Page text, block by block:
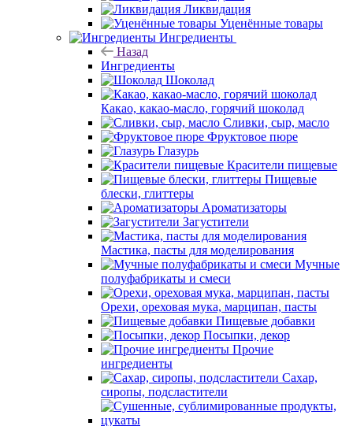
Ликвидация
Уценённые товары
Ингредиенты
Назад
Ингредиенты
Шоколад
Какао, какао-масло, горячий шоколад
Сливки, сыр, масло
Фруктовое пюре
Глазурь
Красители пищевые
Пищевые
блески, глиттеры
Ароматизаторы
Загустители
Мастика, пасты для моделирования
Мучные
полуфабрикаты и смеси
Орехи, ореховая мука, марципан, пасты
Пищевые добавки
Посыпки, декор
Прочие
ингредиенты
Сахар,
сиропы, подсластители